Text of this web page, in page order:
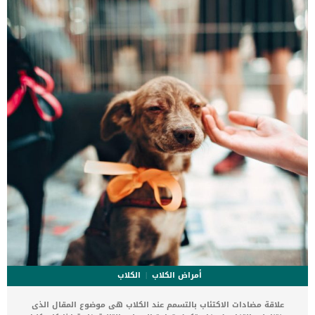
عملية تعقيم القطط الذكور بالصور فى هذا المقال سوف نتحدث عن
تعقيم اناث القطط بخصوص استئصال الرحم والمبايض. هناك بعض الحالات
لا تحتاج الى استئصال كلي للجهاز التناسلي ويتم استئصال الرحم فقط
[…]
أمراض الكلاب
الكلاب
علاقة مضادات الاكتئاب بالتسمم عند الكلاب هى موضوع المقال الذى